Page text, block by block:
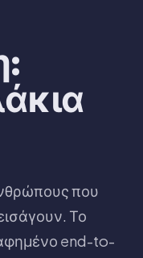
που
Το
end-to-